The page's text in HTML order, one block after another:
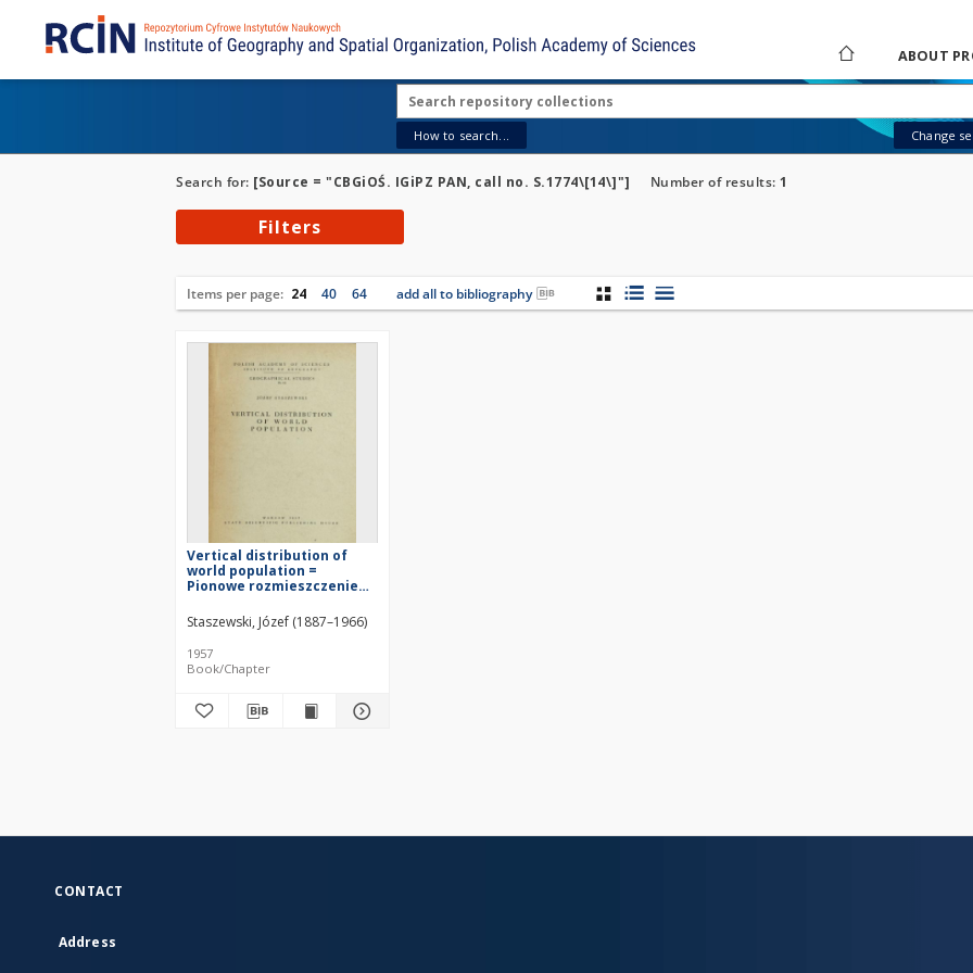
ABOUT
How to search... Change
Search for: [Source = "CBGiOŚ. IGiPZ PAN, call no. S.1774\[14\]"] Number of results: 1
Filters
Items per page: 24 40 64 add all to bibliography
Vertical distribution of
world population =
Pionowe rozmieszczenie
Vertikal'noe razmeščenie
naselenija zemnogo šara
Staszewski, Józef (1887–1966)
1957
Book/Chapter
CONTACT
Address